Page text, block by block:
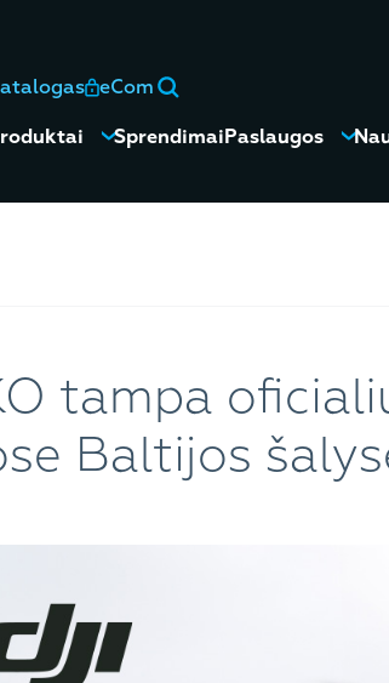
eCom
SprendimaiPaslaugos
tampa
Baltijos